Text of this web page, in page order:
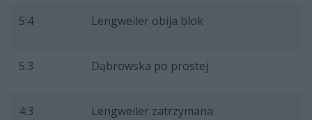
5:4 Lengweiler obija blok
5:3 Dąbrowska po prostej
4:3 Lengweiler zatrzymana